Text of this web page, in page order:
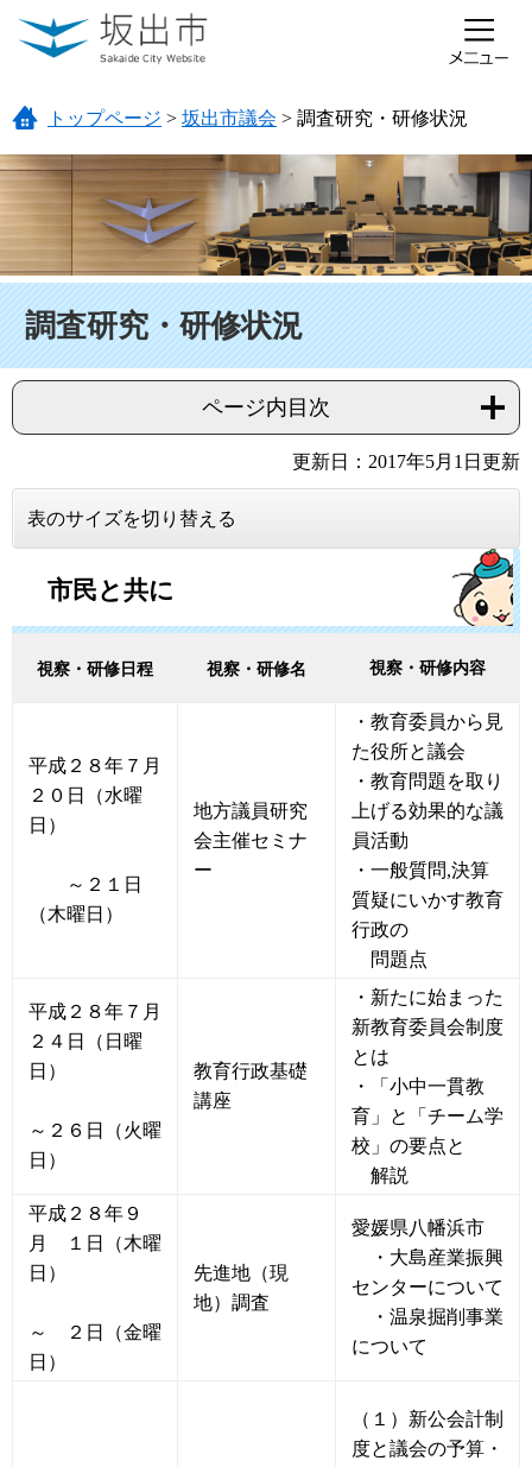
ページの先頭です。
メニューを飛ばして本文へ
トップページ > 坂出市議会 > 調査研究・研修状況
調査研究・研修状況
ページ内目次
更新日：2017年5月1日更新
表のサイズを切り替える
市民と共に
視察・研修日程 視察・研修名 視察・研修内容
平成２８年７月
２０日（水曜
日）
～２１日
（木曜日）
地方議員研究
会主催セミナ
ー
・教育委員から見
た役所と議会
・教育問題を取り
上げる効果的な議
員活動
・一般質問,決算
質疑にいかす教育
行政の
問題点
平成２８年７月
２４日（日曜
日）
～２６日（火曜
日）
教育行政基礎
講座
・新たに始まった
新教育委員会制度
とは
・「小中一貫教
育」と「チーム学
校」の要点と
解説
平成２８年９
月 １日（木曜
日）
～ ２日（金曜
日）
先進地（現
地）調査
愛媛県八幡浜市
・大島産業振興
センターについて
・温泉掘削事業
について
（１）新公会計制
度と議会の予算・